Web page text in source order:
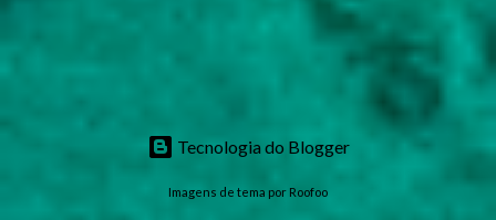
Tecnologia do Blogger
Imagens de tema por Roofoo